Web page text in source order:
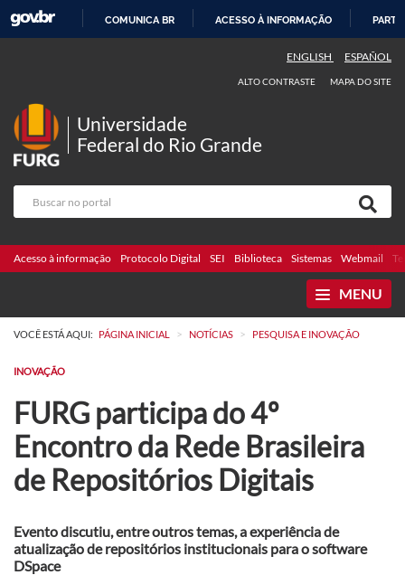
COMUNICA BR ACESSO À INFORMAÇÃO
ENGLISH ESPAÑOL
ALTO CONTRASTE MAPA DO SITE
Universidade
Federal do Rio Grande
Acesso à informação Protocolo Digital SEI Biblioteca Sistemas Webmail
MENU
VOCÊ ESTÁ AQUI: PÁGINA INICIAL > NOTÍCIAS > PESQUISA E INOVAÇÃO
INOVAÇÃO
FURG participa do 4º
Encontro da Rede Brasileira
de Repositórios Digitais
Evento discutiu, entre outros temas, a experiência de
atualização de repositórios institucionais para o software
DSpace